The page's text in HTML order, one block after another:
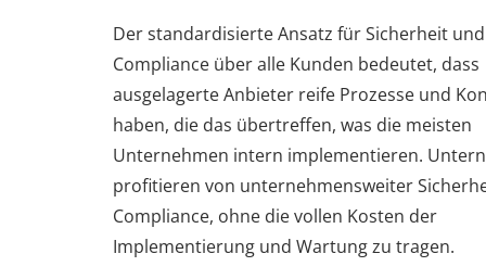
Der standardisierte Ansatz für Sicherheit und
Compliance über alle Kunden bedeutet, dass
ausgelagerte Anbieter reife Prozesse und
haben, die das übertreffen, was die meisten
Unternehmen intern implementieren.
profitieren von unternehmensweiter
Compliance, ohne die vollen Kosten der
Implementierung und Wartung zu tragen.